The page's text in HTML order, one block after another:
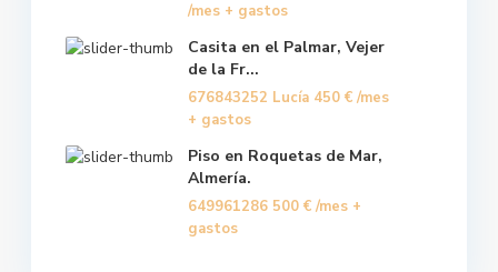
/mes + gastos
Casita en el Palmar, Vejer
de la Fr...
676843252 Lucía 450 € /mes
+ gastos
Piso en Roquetas de Mar,
Almería.
649961286 500 € /mes +
gastos